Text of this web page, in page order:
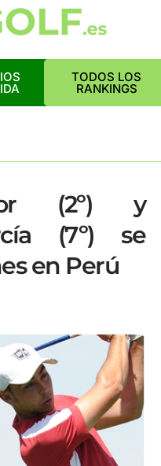
TODOS LOS
RANKINGS
(2º) y
(7º) se
en Perú